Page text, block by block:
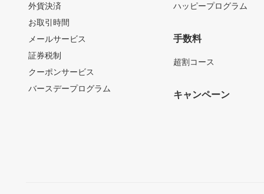
外貨決済
お取引時間
メールサービス
証券税制
クーポンサービス
バースデープログラム
ハッピープログラム
手数料
超割コース
キャンペーン